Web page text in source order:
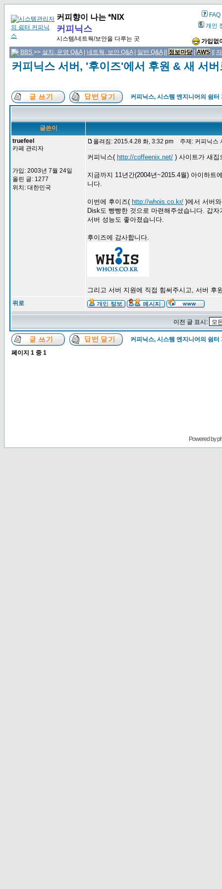
커피향이 나는 *NIX
커피닉스
시스템/네트웍/보안을 다루는 곳
FAQ
개인
가입없
BBS >> 설치, 운영 Q&A| 네트웍, 보안 Q&A| 일반 Q&A|| 정보마당| AWS
커피닉스 서버, '후이즈'에서 후원 & 새 서
커피닉스, 시스템 엔지니어의 쉼터
글쓴이
truefeel
카페 관리자
가입: 2003년 7월 24일
올린 글: 1277
위치: 대한민국
올려짐: 2015.4.28 화, 3:32 pm 주제: 커피닉스
커피닉스( http://coffeenix.net/ ) 사이트가 새집
지금까지 11년간(2004년~2015.4월) 아이하
니다.
이번에 후이즈( http://whois.co.kr/ )에서 서버
Disk도 빵빵한 것으로 마련해주셨습니다. 갑
서버 성능도 좋아졌습니다.
후이즈에 감사합니다.
그리고 서버 지원에 직접 힘써주시고, 서버 후
위로
이전 글 표시:
커피닉스, 시스템 엔지니어의 쉼터
페이지 1 중 1
Powered by